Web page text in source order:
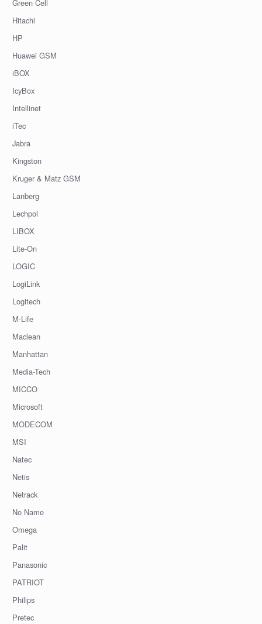
Green Cell
Hitachi
HP
Huawei GSM
iBOX
IcyBox
Intellinet
iTec
Jabra
Kingston
Kruger & Matz GSM
Lanberg
Lechpol
LIBOX
Lite-On
LOGIC
LogiLink
Logitech
M-Life
Maclean
Manhattan
Media-Tech
MICCO
Microsoft
MODECOM
MSI
Natec
Netis
Netrack
No Name
Omega
Palit
Panasonic
PATRIOT
Philips
Pretec